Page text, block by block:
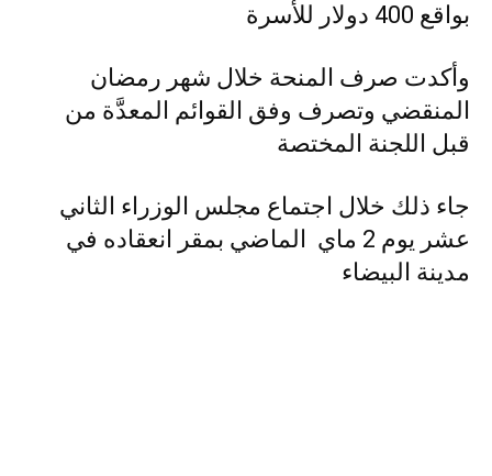
بواقع 400 دولار للأسرة
وأكدت صرف المنحة خلال شهر رمضان
المنقضي وتصرف وفق القوائم المعدَّة من
قبل اللجنة المختصة
جاء ذلك خلال اجتماع مجلس الوزراء الثاني
عشر يوم 2 ماي الماضي بمقر انعقاده في
مدينة البيضاء